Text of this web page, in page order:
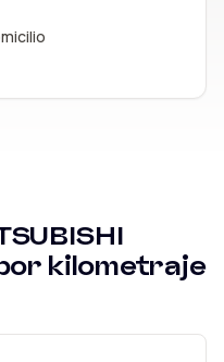
kilometraje